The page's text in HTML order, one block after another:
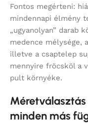
Fontos megérteni:
mindennapi élmény
„ugyanolyan” darab
medence mélysége,
illetve a csaptelep
mennyire fröcsköl a
pult környéke.
minden más